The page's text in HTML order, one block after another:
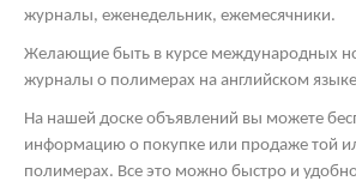
журналы, еженедельник, ежемесячники.
Желающие быть в курсе международных
журналы о полимерах на английском
На нашей доске объявлений вы можете
информацию о покупке или продаже той
полимерах. Все это можно быстро и